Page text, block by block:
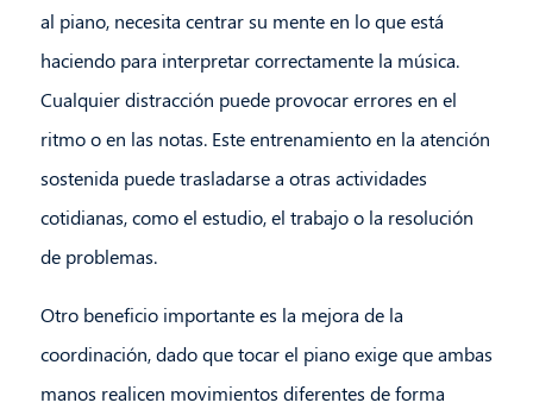
al piano, necesita centrar su mente en lo que está
haciendo para interpretar correctamente la música.
Cualquier distracción puede provocar errores en el
ritmo o en las notas. Este entrenamiento en la atención
sostenida puede trasladarse a otras actividades
cotidianas, como el estudio, el trabajo o la resolución
de problemas.
Otro beneficio importante es la mejora de la
coordinación, dado que tocar el piano exige que ambas
manos realicen movimientos diferentes de forma